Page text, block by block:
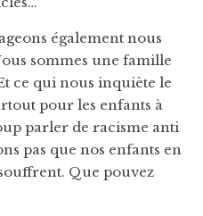
également nous
sommes une famille
ce qui nous inquiète le
pour les enfants à
parler de racisme anti
pas que nos enfants en
Que pouvez